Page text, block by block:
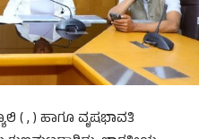
( , ) ಹಾಗೂ ವೃಷಭಾವತಿ